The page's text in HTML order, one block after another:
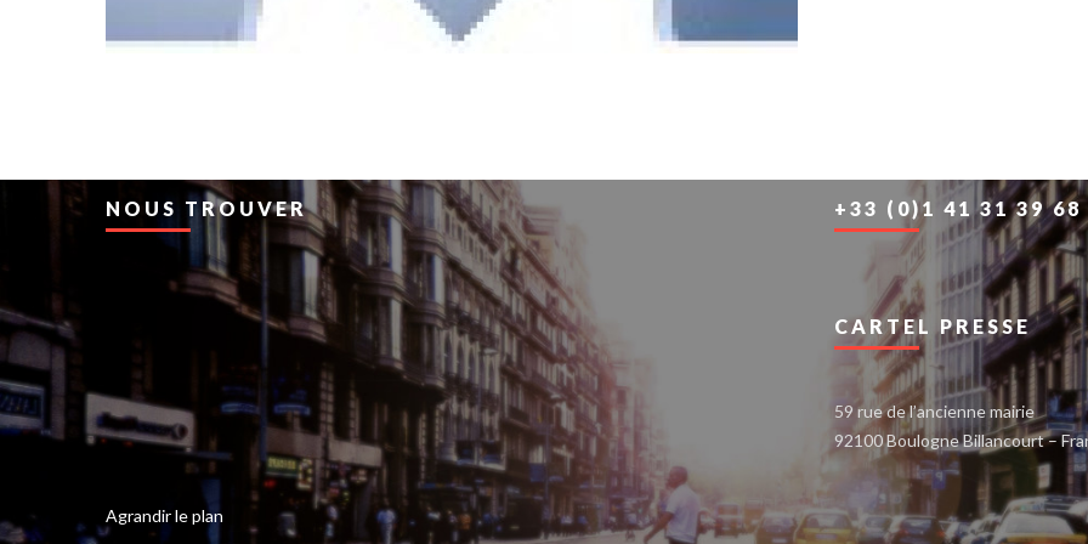
NOUS TROUVER
Agrandir le plan
+33 (0)1 41 31 39 68
CARTEL PRESSE
59 rue de l’ancienne mairie
92100 Boulogne Billancourt –